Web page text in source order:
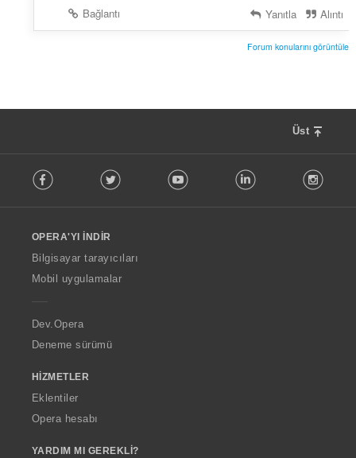
Bağlantı
Yanıtla Alıntı
Forum konularını görüntüle
Üst
o
w
O
p
a
Facebook Twitter Youtube LinkedIn
OPERA'YI İNDIR
Bilgisayar tarayıcıları
Mobil uygulamalar
Dev.Opera
Deneme sürümü
HIZMETLER
Eklentiler
Opera hesabı
YARDIM MI GEREKLI?